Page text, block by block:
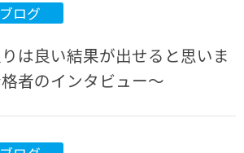
ブログ
は良い結果が出せると思いま
者のインタビュー～